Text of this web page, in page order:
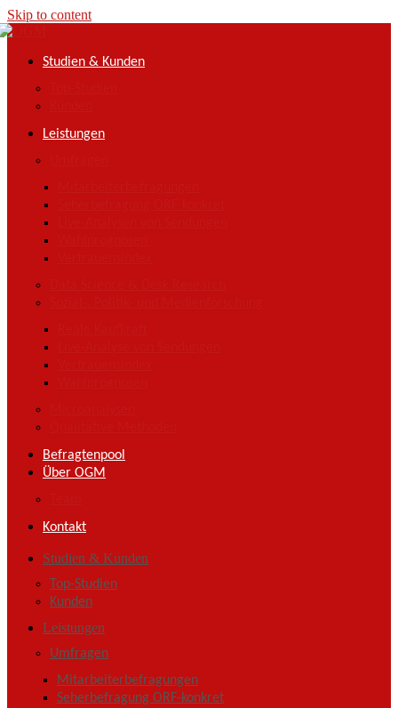
Skip to content
Studien & Kunden
Leistungen
Befragtenpool
Über OGM
Kontakt
Studien & Kunden
Top-Studien
Kunden
Leistungen
Umfragen
Mitarbeiterbefragungen
Seherbefragung ORF-konkret